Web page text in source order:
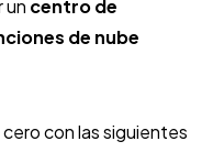
un centro de
de nube
con las siguientes